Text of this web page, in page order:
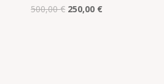
500,00€ Original
250,00 €